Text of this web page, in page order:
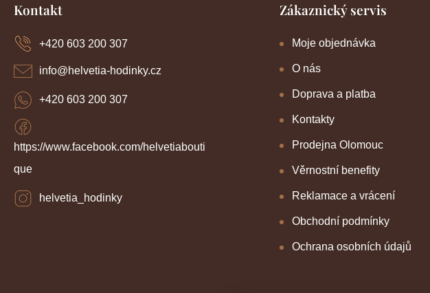
Kontakt
info@helvetia-hodinky.cz
+420 603 200 307
https://www.facebook.com/helvetiabouti
que
helvetia_hodinky
+420 603 200 307
Zákaznický servis
Moje objednávka
O nás
Doprava a platba
Kontakty
Prodejna Olomouc
Věrnostní benefity
Reklamace a vrácení
Obchodní podmínky
Ochrana osobních údajů